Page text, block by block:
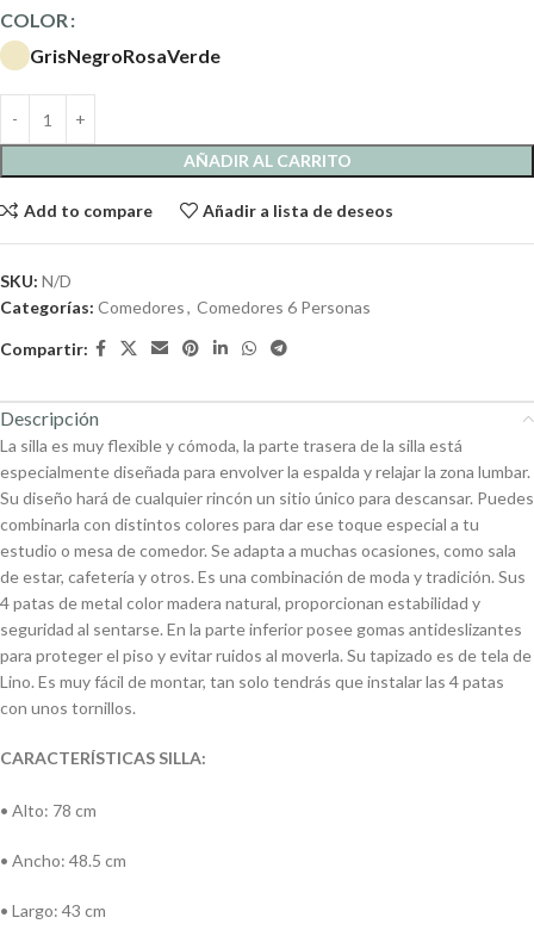
COLOR
GrisNegroRosaVerde
AÑADIR AL CARRITO
Add to compare Añadir a lista de deseos
SKU: N/D
Categorías: Comedores, Comedores 6 Personas
Compartir:
Descripción
La silla es muy flexible y cómoda, la parte trasera de la silla está
especialmente diseñada para envolver la espalda y relajar la zona lumbar.
Su diseño hará de cualquier rincón un sitio único para descansar. Puedes
combinarla con distintos colores para dar ese toque especial a tu
estudio o mesa de comedor. Se adapta a muchas ocasiones, como sala
de estar, cafetería y otros. Es una combinación de moda y tradición. Sus
4 patas de metal color madera natural, proporcionan estabilidad y
seguridad al sentarse. En la parte inferior posee gomas antideslizantes
para proteger el piso y evitar ruidos al moverla. Su tapizado es de tela de
Lino. Es muy fácil de montar, tan solo tendrás que instalar las 4 patas
con unos tornillos.
CARACTERÍSTICAS SILLA:
• Alto: 78 cm
• Ancho: 48.5 cm
• Largo: 43 cm